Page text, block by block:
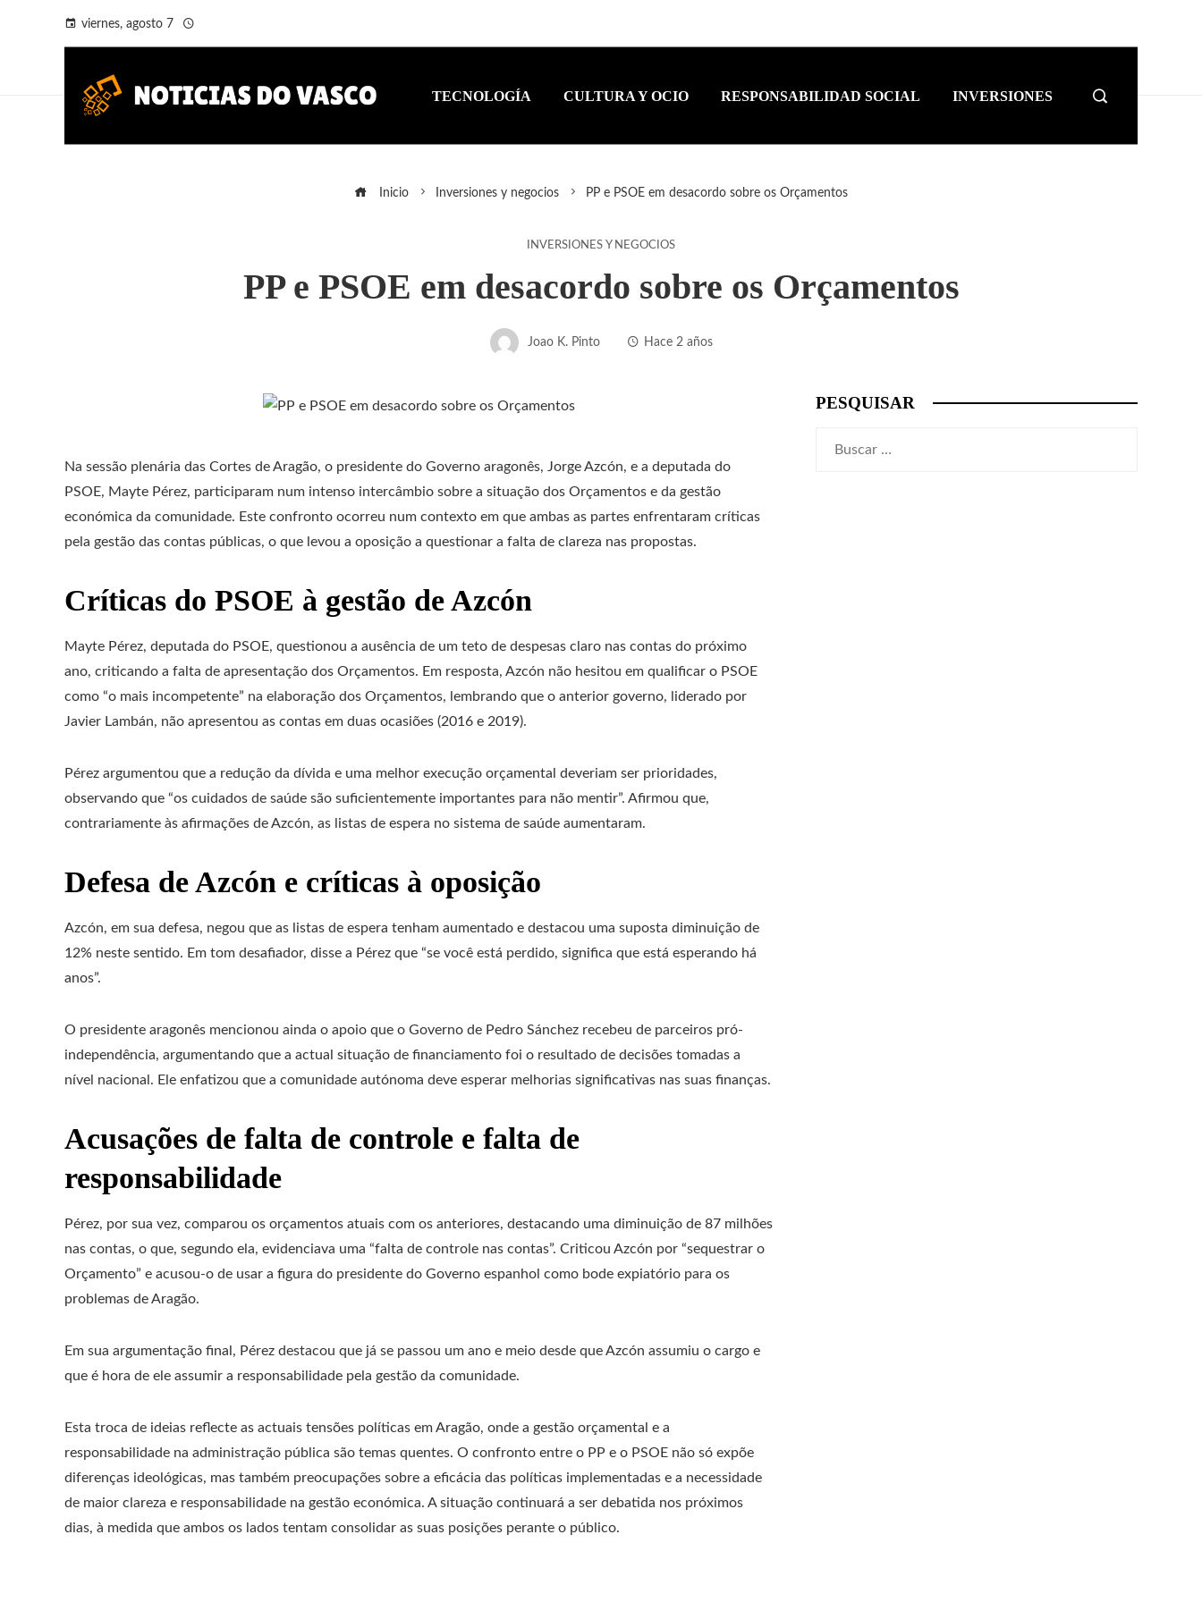
viernes, agosto 7
TECNOLOGÍA CULTURA Y OCIO RESPONSABILIDAD SOCIAL INVERSIONES
Inicio Inversiones y negocios PP e PSOE em desacordo sobre os Orçamentos
INVERSIONES Y NEGOCIOS
PP e PSOE em desacordo sobre os Orçamentos
Joao K. Pinto Hace 2 años
Na sessão plenária das Cortes de Aragão, o presidente do Governo aragonês, Jorge Azcón, e a deputada do
PSOE, Mayte Pérez, participaram num intenso intercâmbio sobre a situação dos Orçamentos e da gestão
económica da comunidade. Este confronto ocorreu num contexto em que ambas as partes enfrentaram críticas
pela gestão das contas públicas, o que levou a oposição a questionar a falta de clareza nas propostas.
Críticas do PSOE à gestão de Azcón
Mayte Pérez, deputada do PSOE, questionou a ausência de um teto de despesas claro nas contas do próximo
ano, criticando a falta de apresentação dos Orçamentos. Em resposta, Azcón não hesitou em qualificar o PSOE
como “o mais incompetente” na elaboração dos Orçamentos, lembrando que o anterior governo, liderado por
Javier Lambán, não apresentou as contas em duas ocasiões (2016 e 2019).
Pérez argumentou que a redução da dívida e uma melhor execução orçamental deveriam ser prioridades,
observando que “os cuidados de saúde são suficientemente importantes para não mentir”. Afirmou que,
contrariamente às afirmações de Azcón, as listas de espera no sistema de saúde aumentaram.
Defesa de Azcón e críticas à oposição
Azcón, em sua defesa, negou que as listas de espera tenham aumentado e destacou uma suposta diminuição de
12% neste sentido. Em tom desafiador, disse a Pérez que “se você está perdido, significa que está esperando há
anos”.
O presidente aragonês mencionou ainda o apoio que o Governo de Pedro Sánchez recebeu de parceiros pró-
independência, argumentando que a actual situação de financiamento foi o resultado de decisões tomadas a
nível nacional. Ele enfatizou que a comunidade autónoma deve esperar melhorias significativas nas suas finanças.
Acusações de falta de controle e falta de
responsabilidade
Pérez, por sua vez, comparou os orçamentos atuais com os anteriores, destacando uma diminuição de 87 milhões
nas contas, o que, segundo ela, evidenciava uma “falta de controle nas contas”. Criticou Azcón por “sequestrar o
Orçamento” e acusou-o de usar a figura do presidente do Governo espanhol como bode expiatório para os
problemas de Aragão.
Em sua argumentação final, Pérez destacou que já se passou um ano e meio desde que Azcón assumiu o cargo e
que é hora de ele assumir a responsabilidade pela gestão da comunidade.
Esta troca de ideias reflecte as actuais tensões políticas em Aragão, onde a gestão orçamental e a
responsabilidade na administração pública são temas quentes. O confronto entre o PP e o PSOE não só expõe
diferenças ideológicas, mas também preocupações sobre a eficácia das políticas implementadas e a necessidade
de maior clareza e responsabilidade na gestão económica. A situação continuará a ser debatida nos próximos
dias, à medida que ambos os lados tentam consolidar as suas posições perante o público.
PESQUISAR